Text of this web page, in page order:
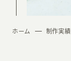
ホーム 制作実績